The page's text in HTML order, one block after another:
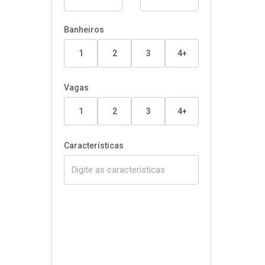
Banheiros
1 2 3 4+
Vagas
1 2 3 4+
Características